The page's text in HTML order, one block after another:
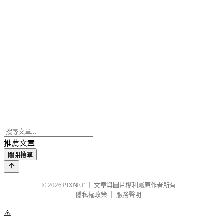
推薦文章
關閉搜尋
© 2026 PIXNET
文章與圖片權利屬原作者所有
隱私權政策
服務聲明
⚠️